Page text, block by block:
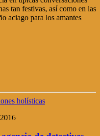
tan festivas, así como en las
aciago para los amantes